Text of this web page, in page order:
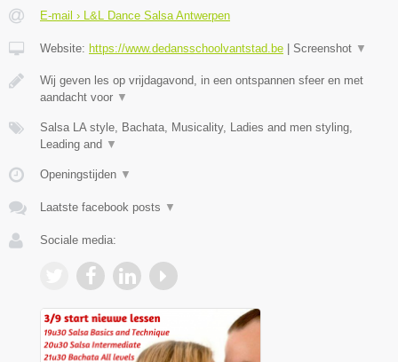
E-mail › L&L Dance Salsa Antwerpen
Website: https://www.dedansschoolvantstad.be | Screenshot ▼
Wij geven les op vrijdagavond, in een ontspannen sfeer en met
aandacht voor ▼
Salsa LA style, Bachata, Musicality, Ladies and men styling,
Leading and ▼
Openingstijden ▼
Laatste facebook posts ▼
Sociale media: